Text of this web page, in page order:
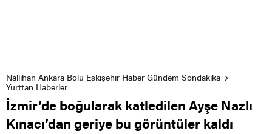
Nallıhan Ankara Bolu Eskişehir Haber Gündem Sondakika
Yurttan Haberler
İzmir’de boğularak katledilen Ayşe Nazlı
Kınacı’dan geriye bu görüntüler kaldı